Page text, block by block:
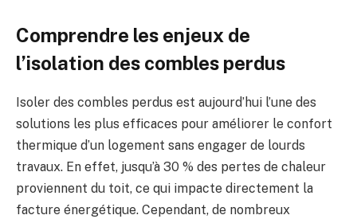
Comprendre les enjeux de
l’isolation des combles perdus
Isoler des combles perdus est aujourd’hui l’une des
solutions les plus efficaces pour améliorer le confort
thermique d’un logement sans engager de lourds
travaux. En effet, jusqu’à 30 % des pertes de chaleur
proviennent du toit, ce qui impacte directement la
facture énergétique. Cependant, de nombreux